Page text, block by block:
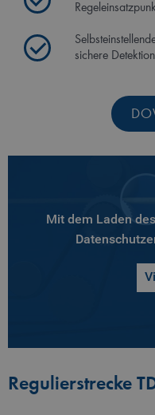
sichere
Mit dem Laden
Regulierstrecke